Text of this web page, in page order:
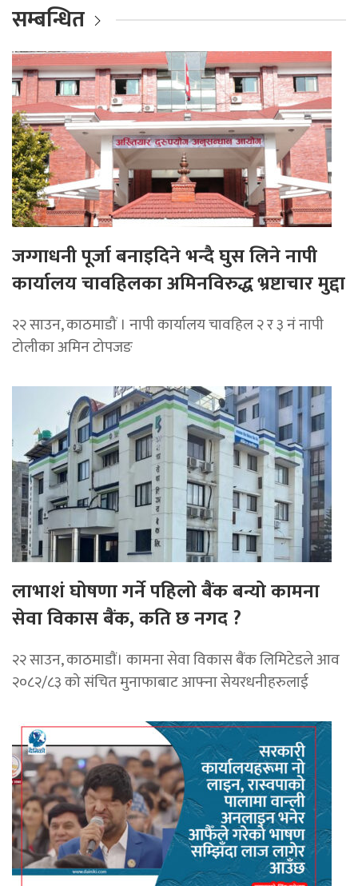
सम्बन्धित
जग्गाधनी पूर्जा बनाइदिने भन्दै घुस लिने नापी
कार्यालय चावहिलका अमिनविरुद्ध भ्रष्टाचार मुद्दा
२२ साउन, काठमाडौं । नापी कार्यालय चावहिल २ र ३ नं नापी
टोलीका अमिन टोपजङ
लाभाशं घोषणा गर्ने पहिलो बैंक बन्यो कामना
सेवा विकास बैंक, कति छ नगद ?
२२ साउन, काठमाडाैं। कामना सेवा विकास बैंक लिमिटेडले आव
२०८२/८३ को संचित मुनाफाबाट आफ्ना सेयरधनीहरुलाई